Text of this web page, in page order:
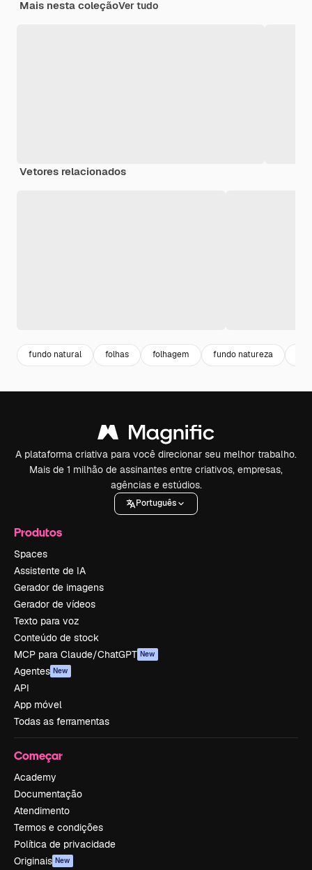
Mais nesta coleçãoVer tudo
Vetores relacionados
fundo natural folhas folhagem fundo natureza
A plataforma criativa para você direcionar seu melhor trabalho.
Mais de 1 milhão de assinantes entre criativos, empresas,
agências e estúdios.
Português
Produtos
Spaces
Assistente de IA
Gerador de imagens
Gerador de vídeos
Texto para voz
Conteúdo de stock
MCP para Claude/ChatGPT New
Agentes New
API
App móvel
Todas as ferramentas
Começar
Academy
Documentação
Atendimento
Termos e condições
Política de privacidade
Originais New